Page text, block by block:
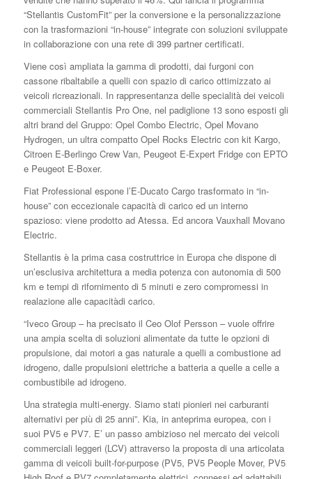
“Stellantis CustomFit” per la conversione e la personalizzazione
con la trasformazioni “in-house” integrate con soluzioni sviluppate
in collaborazione con una rete di 399 partner certificati.
Viene così ampliata la gamma di prodotti, dai furgoni con
cassone ribaltabile a quelli con spazio di carico ottimizzato ai
veicoli ricreazionali. In rappresentanza delle specialità dei veicoli
commerciali Stellantis Pro One, nel padiglione 13 sono esposti gli
altri brand del Gruppo: Opel Combo Electric, Opel Movano
Hydrogen, un ultra compatto Opel Rocks Electric con kit Kargo,
Citroen E-Berlingo Crew Van, Peugeot E-Expert Fridge con EPTO
e Peugeot E-Boxer.
Fiat Professional espone l’E-Ducato Cargo trasformato in “in-
house” con eccezionale capacità di carico ed un interno
spazioso: viene prodotto ad Atessa. Ed ancora Vauxhall Movano
Electric.
Stellantis è la prima casa costruttrice in Europa che dispone di
un’esclusiva architettura a media potenza con autonomia di 500
km e tempi di rifornimento di 5 minuti e zero compromessi in
realazione alle capacitàdi carico.
“Iveco Group – ha precisato il Ceo Olof Persson – vuole offrire
una ampia scelta di soluzioni alimentate da tutte le opzioni di
propulsione, dai motori a gas naturale a quelli a combustione ad
idrogeno, dalle propulsioni elettriche a batteria a quelle a celle a
combustibile ad idrogeno.
Una strategia multi-energy. Siamo stati pionieri nei carburanti
alternativi per più di 25 anni”. Kia, in anteprima europea, con i
suoi PV5 e PV7. E’ un passo ambizioso nel mercato dei veicoli
commerciali leggeri (LCV) attraverso la proposta di una articolata
gamma di veicoli built-for-purpose (PV5, PV5 People Mover, PV5